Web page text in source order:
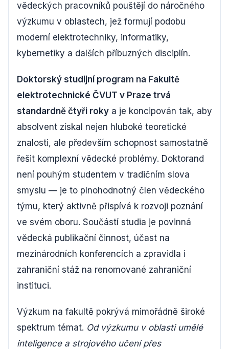
vědeckých pracovníků pouštějí do náročného
výzkumu v oblastech, jež formují podobu
moderní elektrotechniky, informatiky,
kybernetiky a dalších příbuzných disciplín.
Doktorský studijní program na Fakultě
elektrotechnické ČVUT v Praze trvá
standardně čtyři roky a je koncipován tak, aby
absolvent získal nejen hluboké teoretické
znalosti, ale především schopnost samostatně
řešit komplexní vědecké problémy. Doktorand
není pouhým studentem v tradičním slova
smyslu — je to plnohodnotný člen vědeckého
týmu, který aktivně přispívá k rozvoji poznání
ve svém oboru. Součástí studia je povinná
vědecká publikační činnost, účast na
mezinárodních konferencích a zpravidla i
zahraniční stáž na renomované zahraniční
instituci.
Výzkum na fakultě pokrývá mimořádně široké
spektrum témat. Od výzkumu v oblasti umělé
inteligence a strojového učení přes